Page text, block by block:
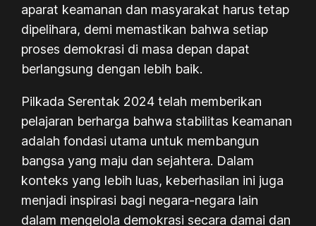
aparat keamanan dan masyarakat harus tetap
dipelihara, demi memastikan bahwa setiap
proses demokrasi di masa depan dapat
berlangsung dengan lebih baik.
Pilkada Serentak 2024 telah memberikan
pelajaran berharga bahwa stabilitas keamanan
adalah fondasi utama untuk membangun
bangsa yang maju dan sejahtera. Dalam
konteks yang lebih luas, keberhasilan ini juga
menjadi inspirasi bagi negara-negara lain
dalam mengelola demokrasi secara damai dan